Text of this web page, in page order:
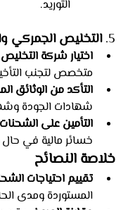
التوريد.
5. التخليص الجمركي
اختيار شركة التخليص
متخصص لتجنب
التأكد من الوثائق
شهادات الجودة
التأمين على الشحنات
خسائر مالية في
خلاصة النصائح
تقييم احتياجات
المستوردة ومدى